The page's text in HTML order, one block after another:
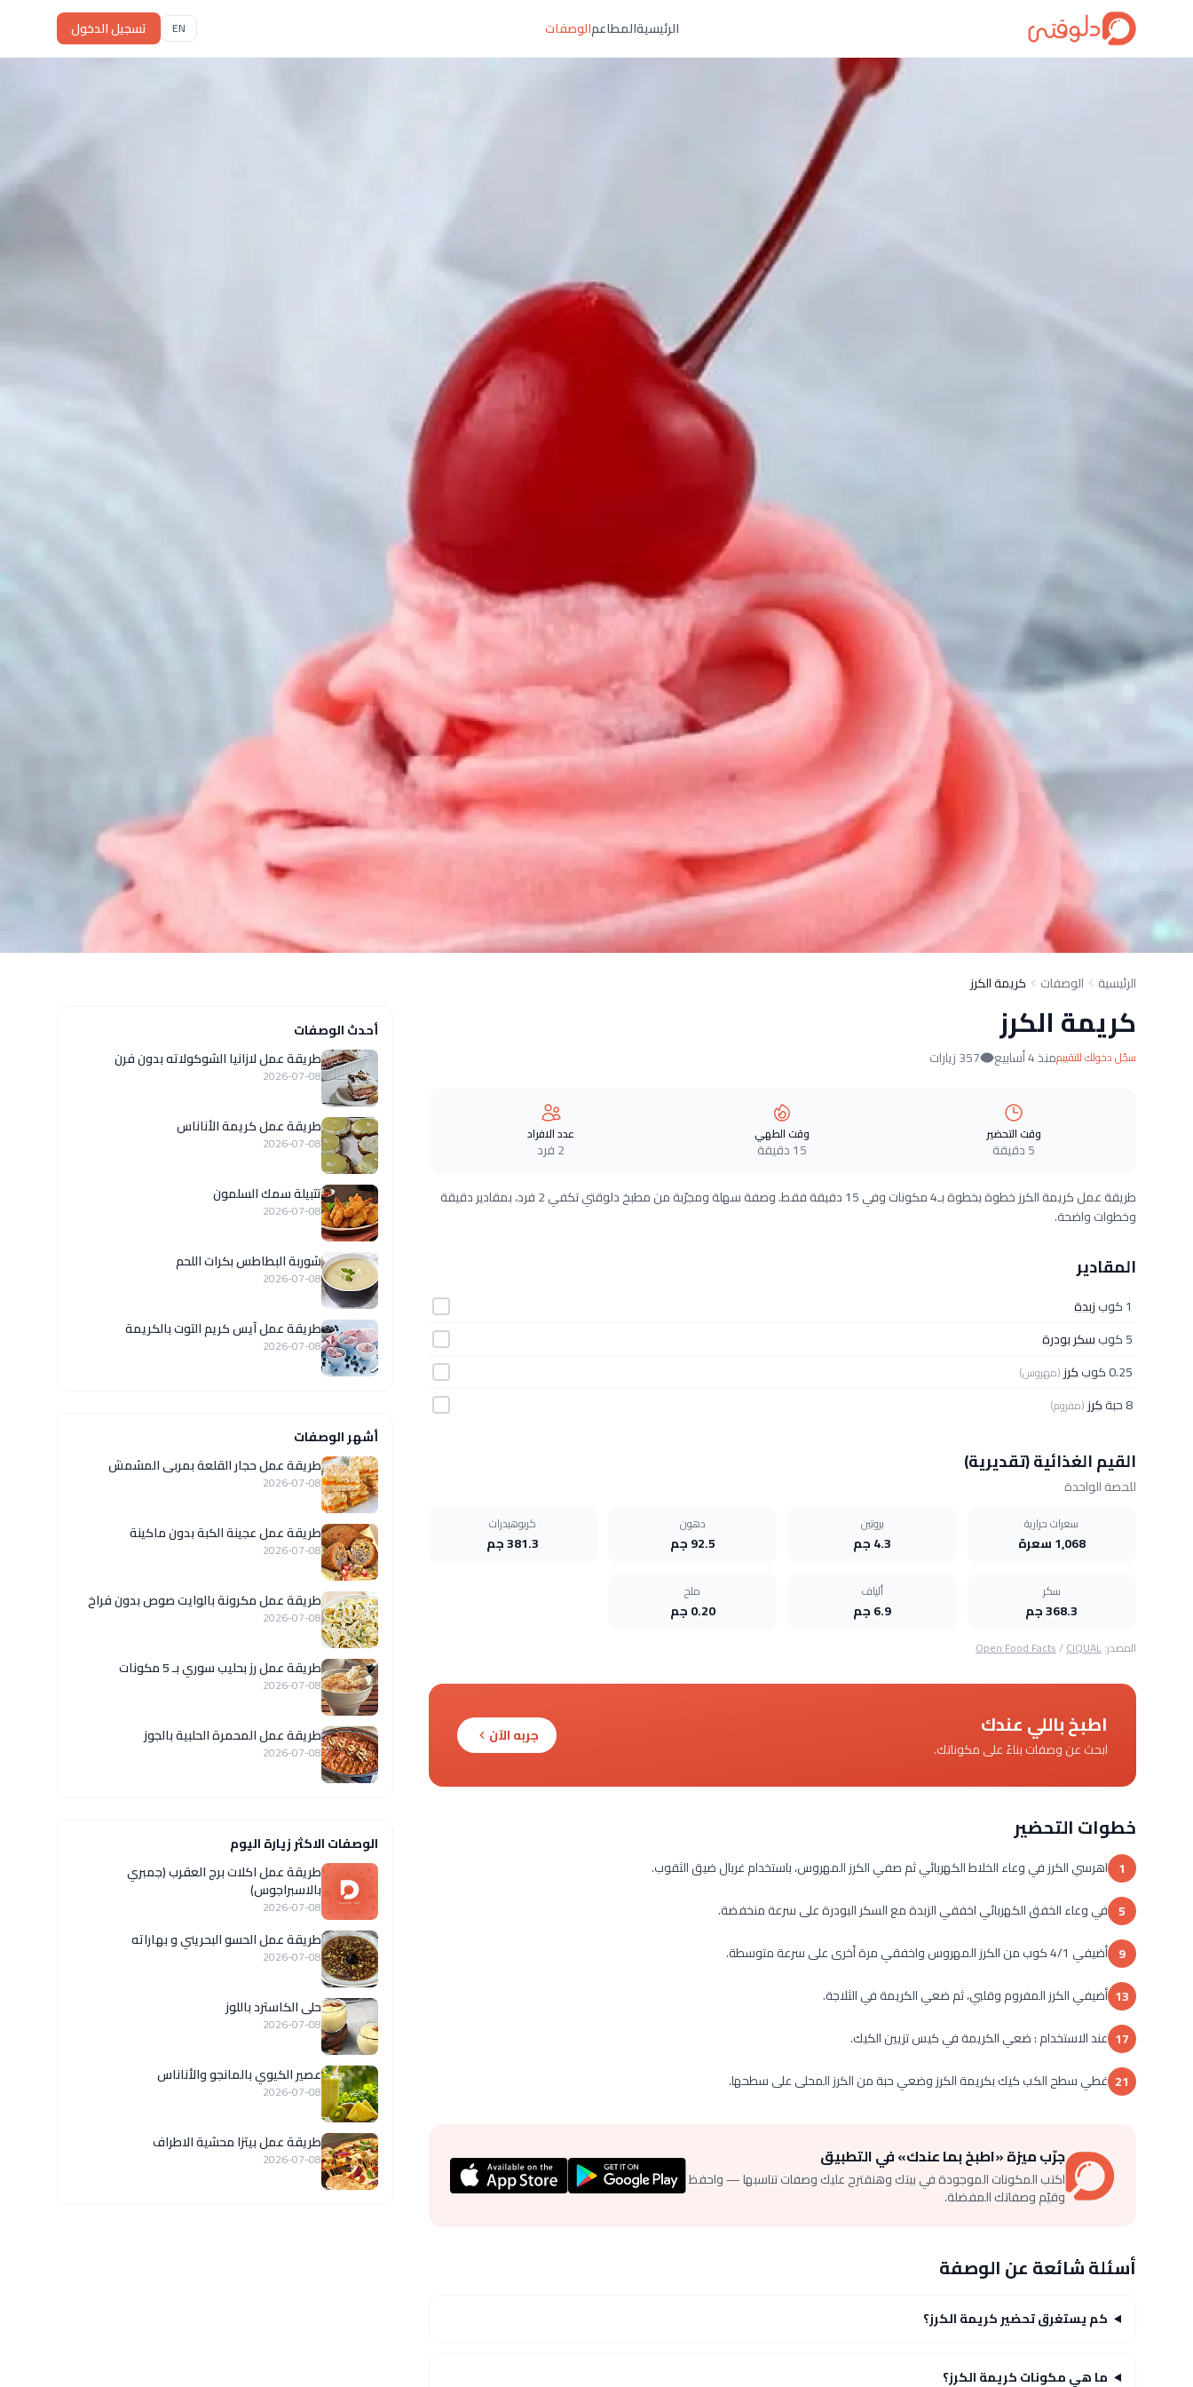
الرئيسيةالمطاعمالوصفات EN تسجيل الدخول
الرئيسية الوصفات كريمة الكرز
كريمة الكرز
سجّل دخولك للتقييممنذ 4 أسابيع 357 زيارات
وقت التحضير
5 دقيقة
وقت الطهي
15 دقيقة
عدد الافراد
2 فرد
طريقة عمل كريمة الكرز خطوة بخطوة بـ4 مكونات وفي 15 دقيقة فقط. وصفة سهلة ومجرّبة من مطبخ دلوقتي تكفي 2 فرد، بمقادير دقيقة
وخطوات واضحة.
المقادير
1 كوب
زبدة
5 كوب
سكر بودرة
0.25 كوب
كرز (مهروس)
8 حبة كرز (مفروم)
القيم الغذائية (تقديرية)
للحصة الواحدة
سعرات حرارية
1,068 سعرة
بروتين
4.3 جم
دهون
92.5 جم
كربوهيدرات
381.3 جم
سكر
368.3 جم
ألياف
6.9 جم
ملح
0.20 جم
المصدر: Open Food Facts/CIQUAL
اطبخ باللي عندك
ابحث عن وصفات بناءً على مكوناتك.
جربه الآن
خطوات التحضير
1 اهرسي الكرز في وعاء الخلاط الكهربائي ثم صفي الكرز المهروس، باستخدام غربال ضيق الثقوب.
5 في وعاء الخفق الكهربائي اخفقي الزبدة مع السكر البودرة على سرعة منخفضة.
9 أضيفي 4/1 كوب من الكرز المهروس واخفقي مرة أخرى على سرعة متوسطة.
13 أضيفي الكرز المفروم وقلبي، ثم ضعي الكريمة في الثلاجة.
17 عند الاستخدام : ضعي الكريمة في كيس تزيين الكيك.
21 غطي سطح الكب كيك بكريمة الكرز وضعي حبة من الكرز المحلى على سطحها.
جرّب ميزة «اطبخ بما عندك» في التطبيق
اكتب المكونات الموجودة في بيتك وهنقترح عليك وصفات تناسبها — واحفظ
وقيّم وصفاتك المفضلة.
أسئلة شائعة عن الوصفة
كم يستغرق تحضير كريمة الكرز؟
ما هي مكونات كريمة الكرز؟
أحدث الوصفات
طريقة عمل لازانيا الشوكولاته بدون فرن
2026-07-08
طريقة عمل كريمة الأناناس
2026-07-08
تتبيلة سمك السلمون
2026-07-08
شوربة البطاطس بكرات اللحم
2026-07-08
طريقة عمل آيس كريم التوت بالكريمة
2026-07-08
أشهر الوصفات
طريقة عمل حجار القلعة بمربى المشمش
2026-07-08
طريقة عمل عجينة الكبة بدون ماكينة
2026-07-08
طريقة عمل مكرونة بالوايت صوص بدون فراخ
2026-07-08
طريقة عمل رز بحليب سوري بـ 5 مكونات
2026-07-08
طريقة عمل المحمرة الحلبية بالجوز
2026-07-08
الوصفات الاكثر زيارة اليوم
طريقة عمل اكلات برج العقرب (جمبري
بالاسبراجوس)
2026-07-08
طريقة عمل الحسو البحريني و بهاراته
2026-07-08
حلى الكاسترد باللوز
2026-07-08
عصير الكيوي بالمانجو والأناناس
2026-07-08
طريقة عمل بيتزا محشية الاطراف
2026-07-08